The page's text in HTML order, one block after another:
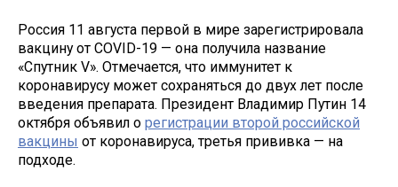
Россия 11 августа первой в мире зарегистрировала
вакцину от COVID-19 — она получила название
«Спутник V». Отмечается, что иммунитет к
коронавирусу может сохраняться до двух лет после
введения препарата. Президент Владимир Путин 14
октября объявил о регистрации второй российской
вакцины от коронавируса, третья прививка — на
подходе.